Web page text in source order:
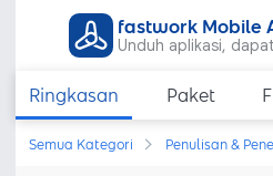
fastwork Mobile
Unduh aplikasi,
Ringkasan Paket
Semua Kategori Penulisan &